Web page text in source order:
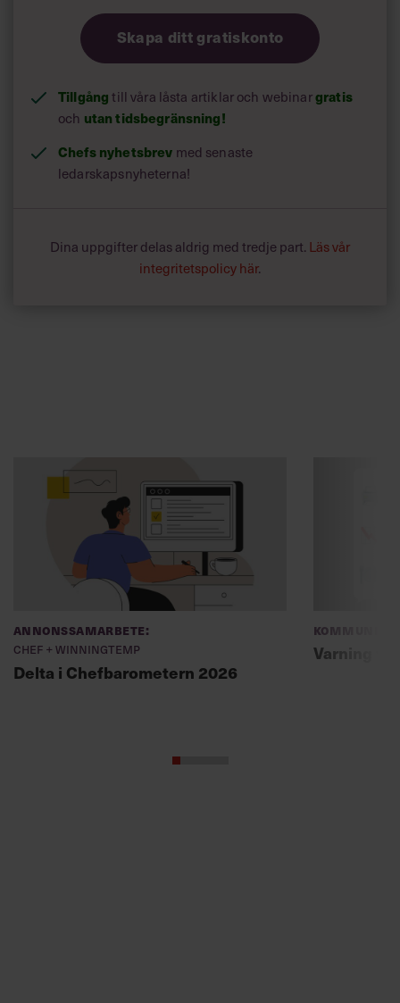
Skapa ditt gratiskonto
Tillgångtill våra låsta artiklar och webinargratis
och utan tidsbegränsning!
Chefs nyhetsbrev med senaste
ledarskapsnyheterna!
Dina uppgifter delas aldrig med tredje part. Läs vår
integritetspolicy här.
Annonssamarbete:
Chef + Winningtemp
Delta i Chefbarometern 2026